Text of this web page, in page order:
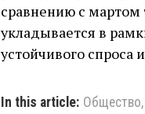
сравнению с мартом
укладывается в
устойчивого
In this article: Общество,